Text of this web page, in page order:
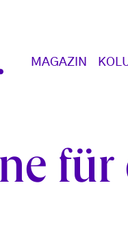
Main navigation
MAGAZIN
für